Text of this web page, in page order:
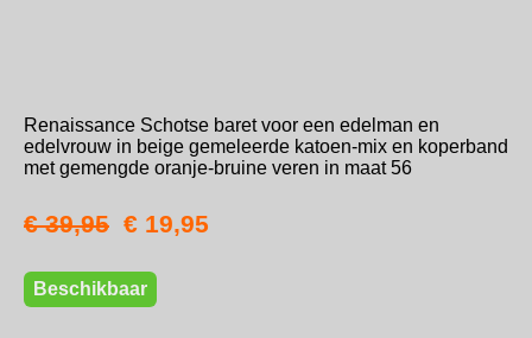
Renaissance Schotse baret voor een edelman en
edelvrouw in beige gemeleerde katoen-mix en koperband
met gemengde oranje-bruine veren in maat 56
€ 39,95 € 19,95
Beschikbaar